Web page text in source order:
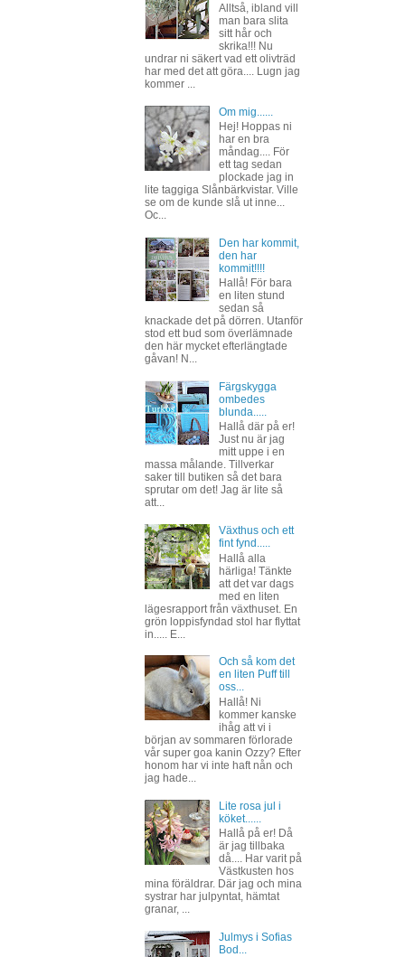
Alltså, ibland vill
man bara slita
sitt hår och
skrika!!! Nu
undrar ni säkert vad ett olivträd
har med det att göra.... Lugn jag
kommer ...
Om mig......
Hej! Hoppas ni
har en bra
måndag.... För
ett tag sedan
plockade jag in
lite taggiga Slånbärkvistar. Ville
se om de kunde slå ut inne...
Oc...
Den har kommit,
den har
kommit!!!!
Hallå! För bara
en liten stund
sedan så
knackade det på dörren. Utanför
stod ett bud som överlämnade
den här mycket efterlängtade
gåvan! N...
Färgskygga
ombedes
blunda.....
Hallå där på er!
Just nu är jag
mitt uppe i en
massa målande. Tillverkar
saker till butiken så det bara
sprutar om det! Jag är lite så
att...
Växthus och ett
fint fynd.....
Hallå alla
härliga! Tänkte
att det var dags
med en liten
lägesrapport från växthuset. En
grön loppisfyndad stol har flyttat
in..... E...
Och så kom det
en liten Puff till
oss...
Hallå! Ni
kommer kanske
ihåg att vi i
början av sommaren förlorade
vår super goa kanin Ozzy? Efter
honom har vi inte haft nån och
jag hade...
Lite rosa jul i
köket......
Hallå på er! Då
är jag tillbaka
då.... Har varit på
Västkusten hos
mina föräldrar. Där jag och mina
systrar har julpyntat, hämtat
granar, ...
Julmys i Sofias
Bod...